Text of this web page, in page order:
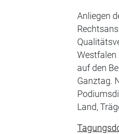
Anliegen
Westfalen
auf den
Ganztag.
Land,